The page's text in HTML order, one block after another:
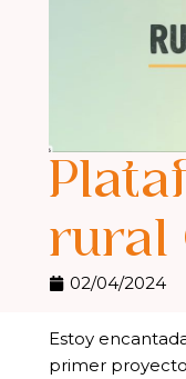
rural
02/04/2024
Estoy
primer